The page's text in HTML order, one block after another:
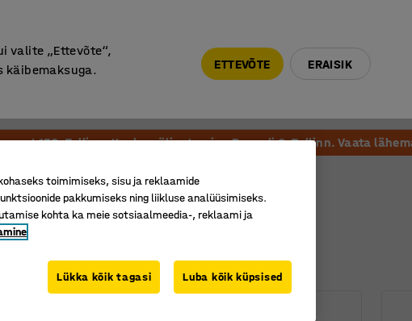
mnt 158, Tallinn. Kauba väljastamine Paneeli 6, Tallinn. Vaata
valite „Ettevõte“,
käibemaksuga.
ETTEVÕTE ERAISIK
toimimiseks, sisu ja reklaamide
pakkumiseks ning liikluse analüüsimiseks.
kohta ka meie sotsiaalmeedia-, reklaami ja
Lükka kõik tagasi Luba kõik küpsised